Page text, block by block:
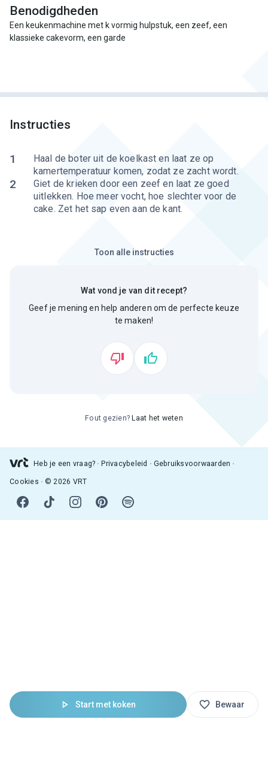
Start met koken Bewaar
Benodigdheden
Een keukenmachine met k vormig hulpstuk, een zeef, een
klassieke cakevorm, een garde
Instructies
1
Haal de boter uit de koelkast en laat ze op
kamertemperatuur komen, zodat ze zacht wordt.
2
Giet de krieken door een zeef en laat ze goed
uitlekken. Hoe meer vocht, hoe slechter voor de
cake. Zet het sap even aan de kant.
Toon alle instructies
Wat vond je van dit recept?
Geef je mening en help anderen om de perfecte keuze
te maken!
Fout gezien? Laat het weten
Heb je een vraag? Privacybeleid Gebruiksvoorwaarden
Cookies © 2026 VRT